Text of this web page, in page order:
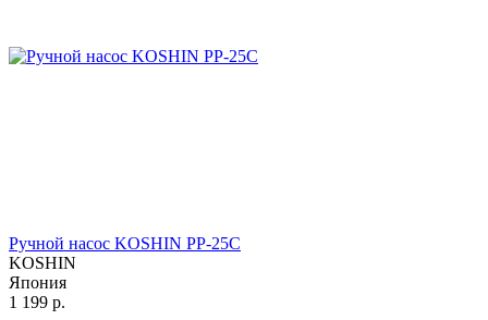
Ручной насос KOSHIN PP-25C
KOSHIN
Япония
1 199 р.